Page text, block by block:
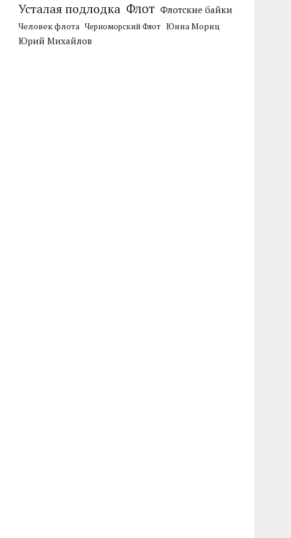
Усталая подлодка Флот Флотские байки
Человек флота Черноморский Флот Юнна Мориц
Юрий Михайлов